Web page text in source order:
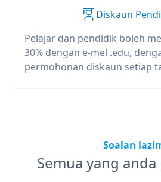
Diskaun
Pelajar dan pendidik boleh
30% dengan e-mel .edu,
permohonan diskaun setiap
Soalan
Semua yang